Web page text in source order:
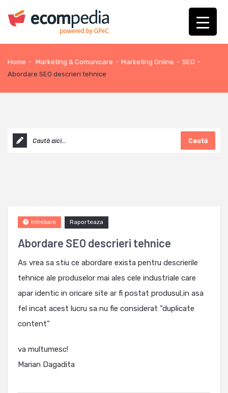
Home - Marketing & Comunicare - Marketing Online - SEO -
Abordare SEO descrieri tehnice
Caută
Abordare SEO descrieri tehnice
Raporteaza
Intrebare
As vrea sa stiu ce abordare exista pentru descrierile
tehnice ale produselor mai ales cele industriale care
apar identic in oricare site ar fi postat produsul,in asa
fel incat acest lucru sa nu fie considerat ”duplicate
content”
va multumesc!
Marian Dagadita